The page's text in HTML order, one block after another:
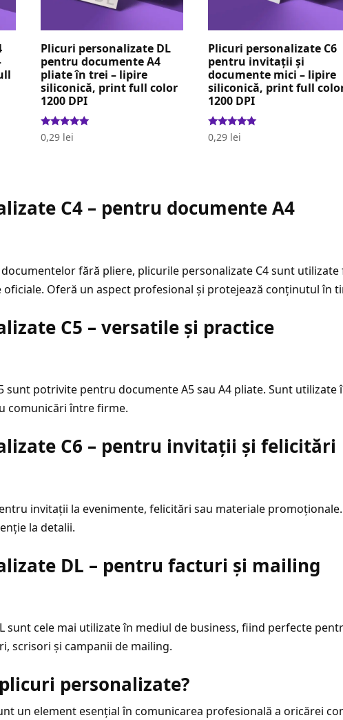
Plicuri personalizate DL
pentru documente A4
pliate în trei – lipire
siliconică, print full color
1200 DPI
Evaluat la
5.00
0,29 lei
Plicuri personalizate C6
pentru invitații și
documente mici – lipire
siliconică, print full
1200 DPI
Evaluat la
5.00
0,29 lei
C4 – pentru documente A4
fără pliere, plicurile personalizate C4 sunt
Oferă un aspect profesional și protejează conținutul în
C5 – versatile și practice
sunt potrivite pentru documente A5 sau A4 pliate. Sunt
comunicări între firme.
C6 – pentru invitații și felicitări
invitații la evenimente, felicitări sau materiale
la detalii.
DL – pentru facturi și mailing
sunt cele mai utilizate în mediul de business, fiind perfecte
scrisori și campanii de mailing.
personalizate?
un element esențial în comunicarea profesională a oricărei